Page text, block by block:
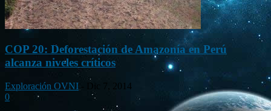
COP 20: Deforestación de Amazonía en Perú
alcanza niveles críticos
Exploración OVNI
Dic 7, 2014
0